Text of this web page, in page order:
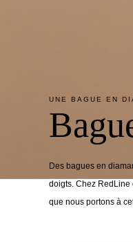
UNE BAGUE EN
Des bagues en
doigts. Chez RedLine
que nous portons à